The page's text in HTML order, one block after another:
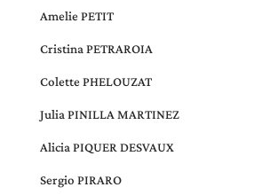
Amelie PETIT
Cristina PETRAROIA
Colette PHELOUZAT
Julia PINILLA MARTINEZ
Alicia PIQUER DESVAUX
Sergio PIRARO